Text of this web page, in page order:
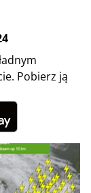
Pobierz ją